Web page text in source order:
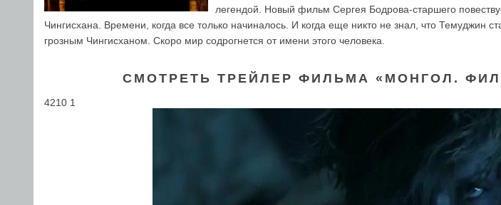
легендой. Новый фильм Сергея Бодрова-старшего
Чингисхана. Времени, когда все только начиналось. И когда еще никто не знал, что Темуджин
грозным Чингисханом. Скоро мир содрогнется от имени этого человека.
СМОТРЕТЬ ТРЕЙЛЕР ФИЛЬМА «МОНГОЛ.
4210 1